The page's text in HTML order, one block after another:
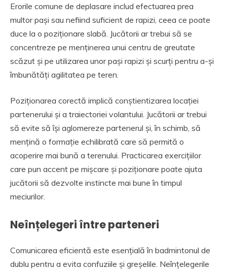
Erorile comune de deplasare includ efectuarea prea
multor pași sau nefiind suficient de rapizi, ceea ce poate
duce la o poziționare slabă. Jucătorii ar trebui să se
concentreze pe menținerea unui centru de greutate
scăzut și pe utilizarea unor pași rapizi și scurți pentru a-și
îmbunătăți agilitatea pe teren.
Poziționarea corectă implică conștientizarea locației
partenerului și a traiectoriei volantului. Jucătorii ar trebui
să evite să își aglomereze partenerul și, în schimb, să
mențină o formație echilibrată care să permită o
acoperire mai bună a terenului. Practicarea exercițiilor
care pun accent pe mișcare și poziționare poate ajuta
jucătorii să dezvolte instincte mai bune în timpul
meciurilor.
Neînțelegeri între parteneri
Comunicarea eficientă este esențială în badmintonul de
dublu pentru a evita confuziile și greșelile. Neînțelegerile